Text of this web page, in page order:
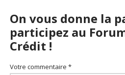
On vous donne la
participez au
Crédit !
Votre commentaire *